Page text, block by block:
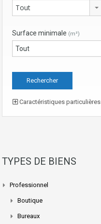
Tout
Surface minimale (m²)
Caractéristiques particulières
TYPES DE BIENS
Professionnel
Boutique
Bureaux